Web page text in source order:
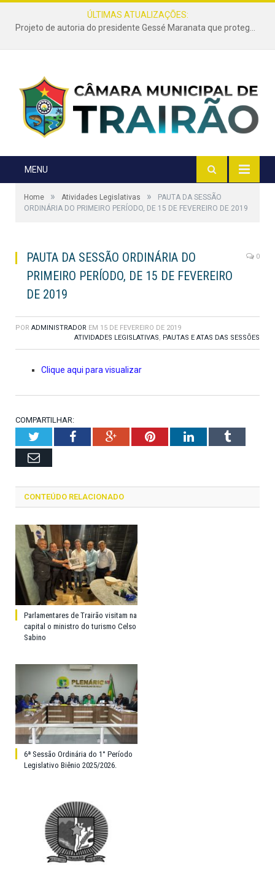
ÚLTIMAS ATUALIZAÇÕES:
Projeto de autoria do presidente Gessé Maranata que protege as estradas vicinais de Trairão é transformado em lei
MENU
Home » Atividades Legislativas »
PAUTA DA SESSÃO
ORDINÁRIA DO PRIMEIRO PERÍODO, DE 15 DE FEVEREIRO DE 2019
PAUTA DA SESSÃO ORDINÁRIA DO
PRIMEIRO PERÍODO, DE 15 DE FEVEREIRO
DE 2019
0
POR ADMINISTRADOR EM 15 DE FEVEREIRO DE 2019
ATIVIDADES LEGISLATIVAS, PAUTAS E ATAS DAS SESSÕES
Clique aqui para visualizar
COMPARTILHAR:
TwitterFacebookGoogle+PinterestLinkedInTumblr
Email
CONTEÚDO RELACIONADO
Parlamentares de Trairão visitam na
capital o ministro do turismo Celso
Sabino
6ª Sessão Ordinária do 1° Período
Legislativo Biênio 2025/2026.